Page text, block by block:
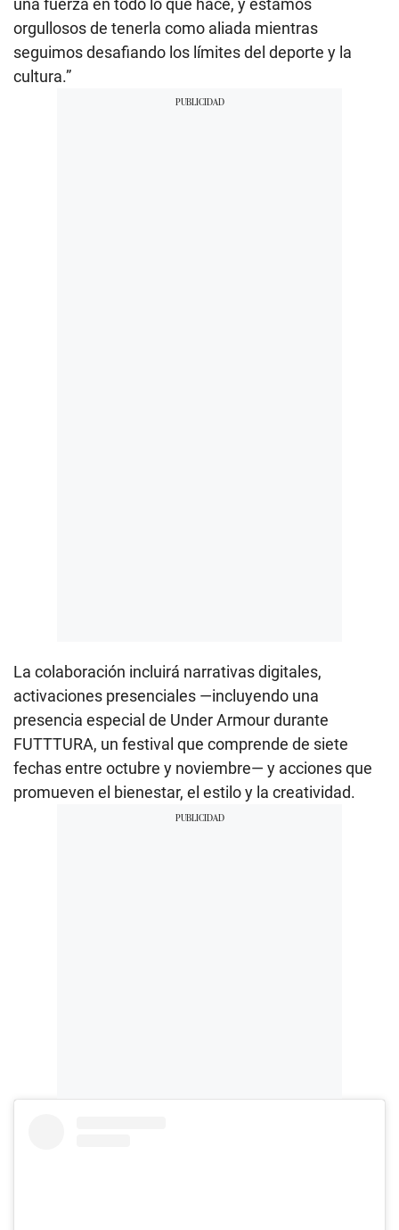
una fuerza en todo lo que hace, y estamos
orgullosos de tenerla como aliada mientras
seguimos desafiando los límites del deporte y la
cultura.”
La colaboración incluirá narrativas digitales,
activaciones presenciales —incluyendo una
presencia especial de Under Armour durante
FUTTTURA, un festival que comprende de siete
fechas entre octubre y noviembre— y acciones que
promueven el bienestar, el estilo y la creatividad.